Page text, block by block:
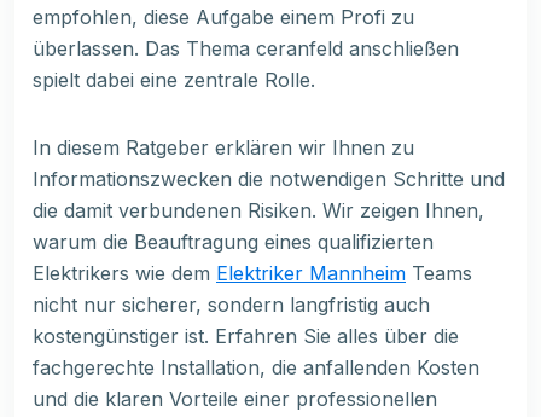
empfohlen, diese Aufgabe einem Profi zu
überlassen. Das Thema ceranfeld anschließen
spielt dabei eine zentrale Rolle.
In diesem Ratgeber erklären wir Ihnen zu
Informationszwecken die notwendigen Schritte und
die damit verbundenen Risiken. Wir zeigen Ihnen,
warum die Beauftragung eines qualifizierten
Elektrikers wie dem Elektriker Mannheim Teams
nicht nur sicherer, sondern langfristig auch
kostengünstiger ist. Erfahren Sie alles über die
fachgerechte Installation, die anfallenden Kosten
und die klaren Vorteile einer professionellen